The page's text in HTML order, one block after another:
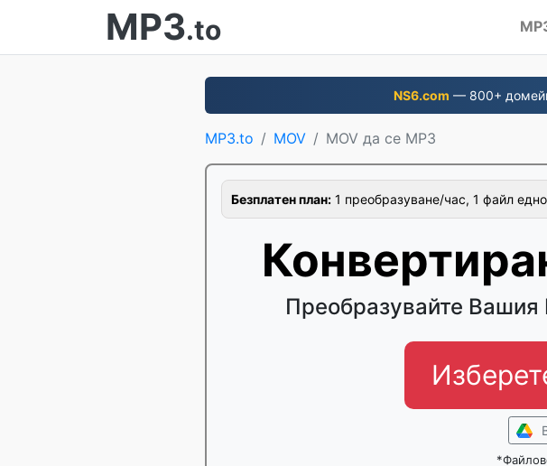
MP3.to
NS6.com — 800+
MP3.to MOV MOV да се MP3
Безплатен план: 1 преобразуване/час, 1 файл
Преобразувайте Вашия